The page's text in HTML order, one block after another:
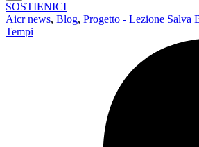
SOSTIENICI
Aicr news, Blog, Progetto - Lezione Salva
Tempi